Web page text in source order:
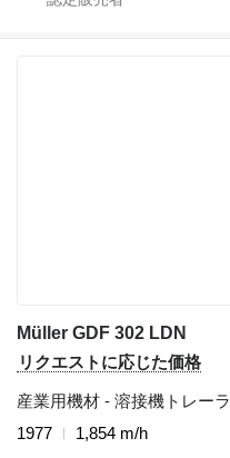
Müller GDF 302 LDN
リクエストに応じた価格
産業用機材 - 溶接機トレーラ
1977
1,854 m/h